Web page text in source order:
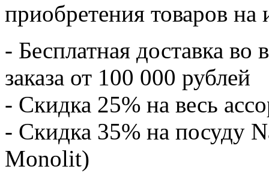
приобретения товаров
- Бесплатная доставка
заказа от 100 000 рублей
- Скидка 25% на весь
- Скидка 35% на посуду
Monolit)